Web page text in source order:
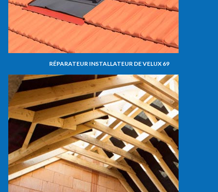
RÉPARATEUR INSTALLATEUR DE VELUX 69